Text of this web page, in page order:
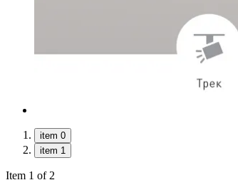
item 0
item 1
Item 1 of 2